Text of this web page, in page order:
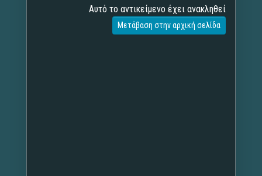
Αυτό το αντικείμενο έχει ανακληθεί
Μετάβαση στην αρχική σελίδα